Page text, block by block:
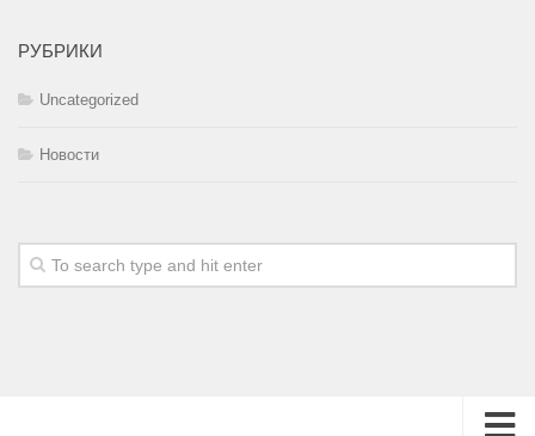
РУБРИКИ
Uncategorized
Новости